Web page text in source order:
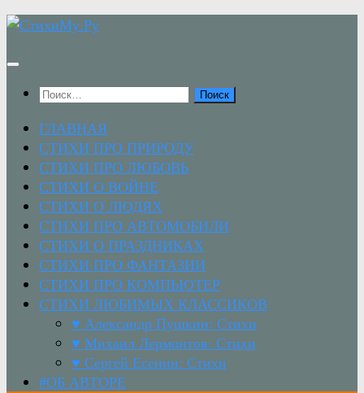
Перейти
содержимому
Найти:
ГЛАВНАЯ
СТИХИ ПРО ПРИРОДУ
СТИХИ ПРО ЛЮБОВЬ
СТИХИ О ВОЙНЕ
СТИХИ О ЛЮДЯХ
СТИХИ ПРО АВТОМОБИЛИ
СТИХИ О ПРАЗДНИКАХ
СТИХИ ПРО ФАНТАЗИИ
СТИХИ ПРО КОМПЬЮТЕР
СТИХИ ЛЮБИМЫХ КЛАССИКОВ
♥ Александр Пушкин: Стихи
♥ Михаил Лермонтов: Стихи
♥ Сергей Есенин: Стихи
#ОБ АВТОРЕ